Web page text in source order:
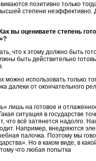
позитивно только
степени неэффективно.
вы оцениваете степень
что к этому должно быть
быть действительно
использовать только
далеки от окончательного
лишь на готовое и
ситуация в государстве
что всё затянется надолго.
Например, внедряются
палочка. Поэтому мы
Но в каком виде, в
что любая попытка